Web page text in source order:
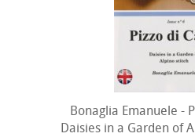
Bonaglia Emanuele -
Daisies in a Garden of